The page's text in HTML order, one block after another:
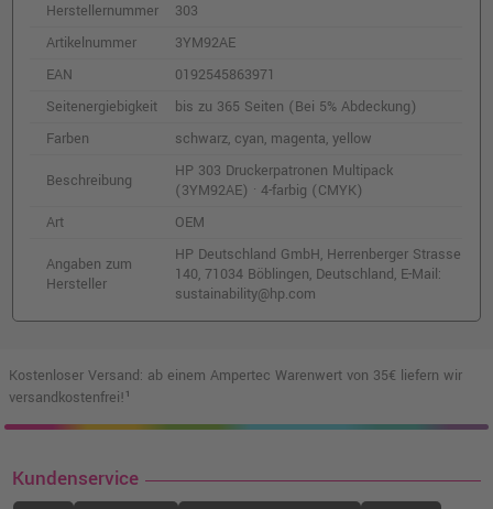
Herstellernummer
303
Artikelnummer
3YM92AE
EAN
0192545863971
Seitenergiebigkeit
bis zu 365 Seiten (Bei 5% Abdeckung)
Farben
schwarz, cyan, magenta, yellow
Beschreibung
HP 303 Druckerpatronen Multipack
(3YM92AE) · 4-farbig (CMYK)
Art
OEM
Angaben zum
Hersteller
HP Deutschland GmbH, Herrenberger Strasse
140, 71034 Böblingen, Deutschland, E-Mail:
sustainability@hp.com
Kostenloser Versand: ab einem Ampertec Warenwert von 35€ liefern wir
versandkostenfrei!¹
Kundenservice